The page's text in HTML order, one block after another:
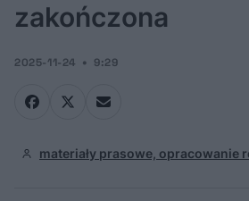
zakończona
2025-11-24 9:29
materiały prasowe, opracowanie